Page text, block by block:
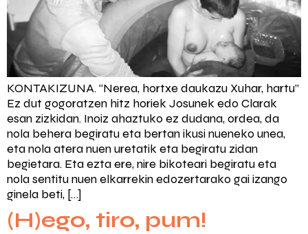
KONTAKIZUNA. “Nerea, hortxe daukazu Xuhar, hartu”
Ez dut gogoratzen hitz horiek Josunek edo Clarak
esan zizkidan. Inoiz ahaztuko ez dudana, ordea, da
nola behera begiratu eta bertan ikusi nueneko unea,
eta nola atera nuen uretatik eta begiratu zidan
begietara. Eta ezta ere, nire bikoteari begiratu eta
nola sentitu nuen elkarrekin edozertarako gai izango
ginela beti, […]
(H)ego, tiro, pum!